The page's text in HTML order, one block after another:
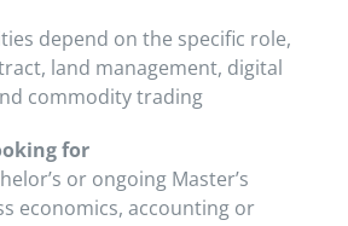
depend on the specific role,
land management, digital
commodity trading
for
or ongoing Master’s
economics, accounting or